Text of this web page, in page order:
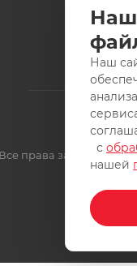
права защищены.
Наш
Наш
с
нашей